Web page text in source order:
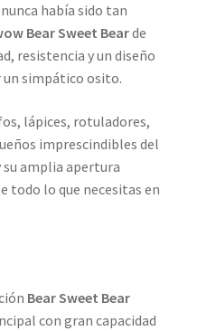
había sido tan
Bear Sweet Bearde
resistencia y un diseño
simpático osito.
lápices, rotuladores,
imprescindibles del
su amplia apertura
lo que necesitas en
Bear Sweet Bear
con gran capacidad